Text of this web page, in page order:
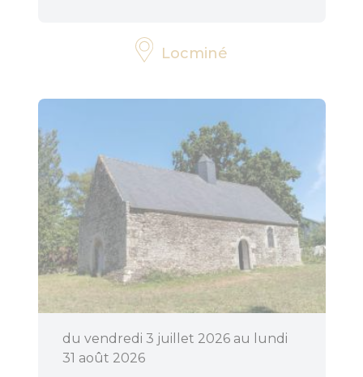
Découvrir
Locminé
du vendredi 3 juillet 2026 au lundi
31 août 2026